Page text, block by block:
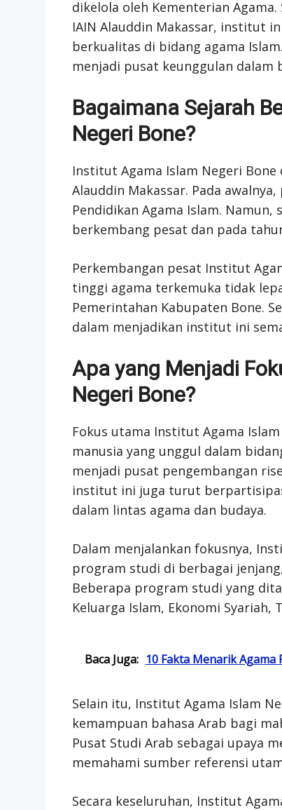
dikelola oleh Kementerian
IAIN Alauddin Makassar, institut
berkualitas di bidang agama
menjadi pusat keunggulan dalam
Bagaimana Sejarah
Negeri Bone?
Institut Agama Islam Negeri
Alauddin Makassar. Pada
Pendidikan Agama Islam.
berkembang pesat dan pada
Perkembangan pesat Institut
tinggi agama terkemuka tidak
Pemerintahan Kabupaten Bone.
dalam menjadikan institut ini
Apa yang Menjadi
Negeri Bone?
Fokus utama Institut Agama
manusia yang unggul dalam
menjadi pusat pengembangan
institut ini juga turut
dalam lintas agama dan budaya.
Dalam menjalankan fokusnya,
program studi di berbagai
Beberapa program studi yang
Keluarga Islam, Ekonomi Syariah,
Baca Juga: 10 Fakta Menarik
Selain itu, Institut Agama Islam
kemampuan bahasa Arab bagi
Pusat Studi Arab sebagai upaya
memahami sumber referensi
Secara keseluruhan, Institut